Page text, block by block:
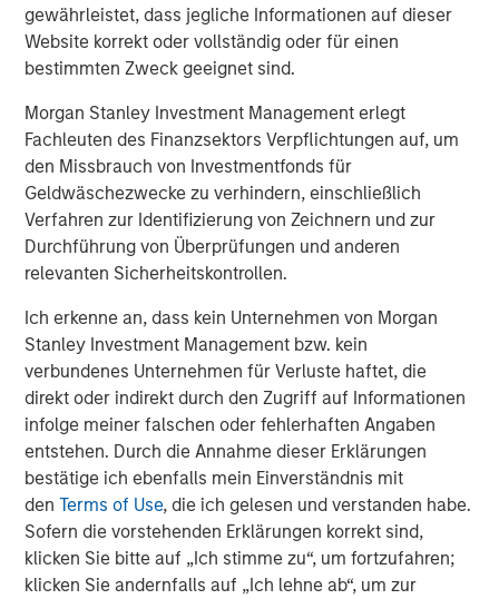
gewährleistet, dass jegliche Informationen auf dieser
Website korrekt oder vollständig oder für einen
bestimmten Zweck geeignet sind.
Morgan Stanley Investment Management erlegt
Fachleuten des Finanzsektors Verpflichtungen auf, um
den Missbrauch von Investmentfonds für
Geldwäschezwecke zu verhindern, einschließlich
Verfahren zur Identifizierung von Zeichnern und zur
Durchführung von Überprüfungen und anderen
relevanten Sicherheitskontrollen.
Ich erkenne an, dass kein Unternehmen von Morgan
Stanley Investment Management bzw. kein
verbundenes Unternehmen für Verluste haftet, die
direkt oder indirekt durch den Zugriff auf Informationen
infolge meiner falschen oder fehlerhaften Angaben
entstehen. Durch die Annahme dieser Erklärungen
bestätige ich ebenfalls mein Einverständnis mit
denTerms of Use, die ich gelesen und verstanden habe.
Sofern die vorstehenden Erklärungen korrekt sind,
klicken Sie bitte auf „Ich stimme zu“, um fortzufahren;
klicken Sie andernfalls auf „Ich lehne ab“, um zur
and government clients in over 23 jurisdictions. To date,
the company has collected and processed over 4.9
million gigabytes of data, which has supported over 48.6
GWs of offshore wind development.
Part of MSIM’s $240 billion alternative investments
business, 1GT aims to make investments in companies
that will collectively avoid or remove one gigaton of
carbon dioxide-equivalent (CO2e) emissions from the
Earth’s atmosphere.
Morgan Stanley Investment Management, together with
its investment advisory affiliates, has more than 1,300
investment professionals around the world and $1.6
trillion in assets under management or supervision as of
September 30, 2024. Morgan Stanley Investment
Management strives to provide strong long-term
investment performance, outstanding service, and a
comprehensive suite of investment management
solutions to a diverse client base, which includes
governments, institutions, corporations and individuals